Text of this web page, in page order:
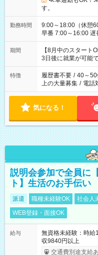
す。
勤務時間
9:00～18:00（休憩60分） ■ご希望があれば下記シ
早番 7:00～16:00 遅番
と休みを合わせたい
「できれば残業は
ね。 ※Wワーク希望の方へ 今ご覧のお仕事で希望する勤務時間
と、もう1つのお仕
合は応募できません
期間
【8月中のスター
3日後に就業が可能
特徴 履歴書不要 / 40～50
上の大量募集 / 電話
気になる！
説明会参加で全員に
ト】生活のお手伝い
派遣 職種未経験OK 社会人
WEB登録・面接OK
給与
無資格未経験：時
収9840円以上
交通費別途支給